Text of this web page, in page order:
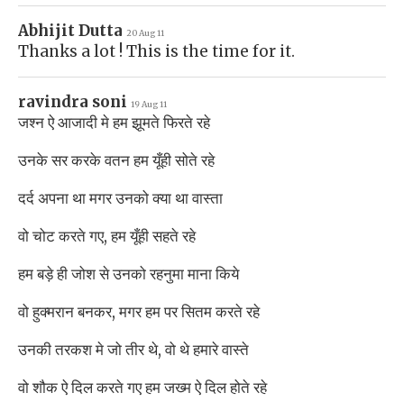
Abhijit Dutta 20 Aug 11
Thanks a lot ! This is the time for it.
ravindra soni 19 Aug 11
जश्न ऐ आजादी मे हम झूमते फिरते रहे
उनके सर करके वतन हम यूँही सोते रहे
दर्द अपना था मगर उनको क्या था वास्ता
वो चोट करते गए, हम यूँही सहते रहे
हम बड़े ही जोश से उनको रहनुमा माना किये
वो हुक्मरान बनकर, मगर हम पर सितम करते रहे
उनकी तरकश मे जो तीर थे, वो थे हमारे वास्ते
वो शौक ऐ दिल करते गए हम जख्म ऐ दिल होते रहे